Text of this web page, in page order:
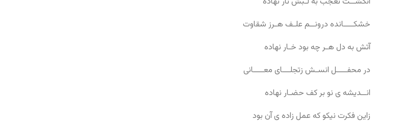
خشکــــانده درونــم علـف هـرز شقاوت
آتش به دل هـر چه بود خـار نهاده
در محفــــل انسـش زتجلـــای معــــانی
انــدیشه ی نو بر کف حضـار نهاده
زاین فکرت نیکو که عمل زاده ی آن بود